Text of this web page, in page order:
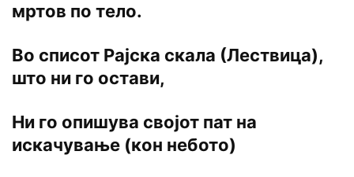
мртов по тело.
Во списот Рајска скала (Лествица),
што ни го остави,
Ни го опишува својот пат на
искачување (кон небото)